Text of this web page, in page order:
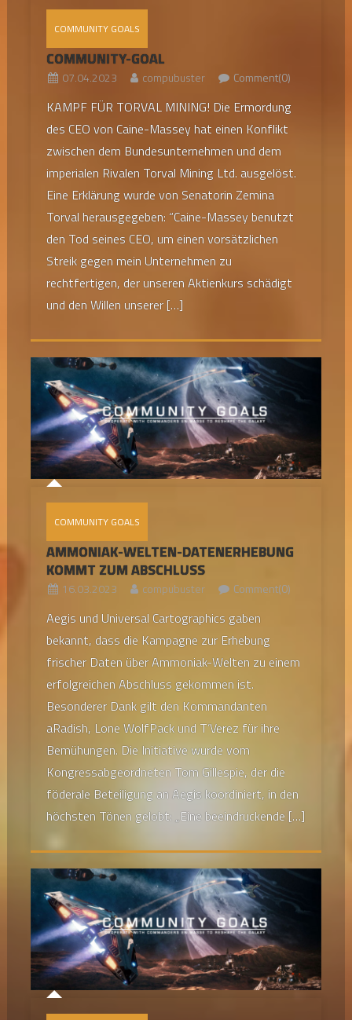
COMMUNITY GOALS
COMMUNITY-GOAL
07.04.2023 compubuster Comment(0)
KAMPF FÜR TORVAL MINING! Die Ermordung
des CEO von Caine-Massey hat einen Konflikt
zwischen dem Bundesunternehmen und dem
imperialen Rivalen Torval Mining Ltd. ausgelöst.
Eine Erklärung wurde von Senatorin Zemina
Torval herausgegeben: “Caine-Massey benutzt
den Tod seines CEO, um einen vorsätzlichen
Streik gegen mein Unternehmen zu
rechtfertigen, der unseren Aktienkurs schädigt
und den Willen unserer […]
COMMUNITY GOALS
AMMONIAK-WELTEN-DATENERHEBUNG
KOMMT ZUM ABSCHLUSS
16.03.2023 compubuster Comment(0)
Aegis und Universal Cartographics gaben
bekannt, dass die Kampagne zur Erhebung
frischer Daten über Ammoniak-Welten zu einem
erfolgreichen Abschluss gekommen ist.
Besonderer Dank gilt den Kommandanten
aRadish, Lone WolfPack und T’Verez für ihre
Bemühungen. Die Initiative wurde vom
Kongressabgeordneten Tom Gillespie, der die
föderale Beteiligung an Aegis koordiniert, in den
höchsten Tönen gelobt: „Eine beeindruckende […]